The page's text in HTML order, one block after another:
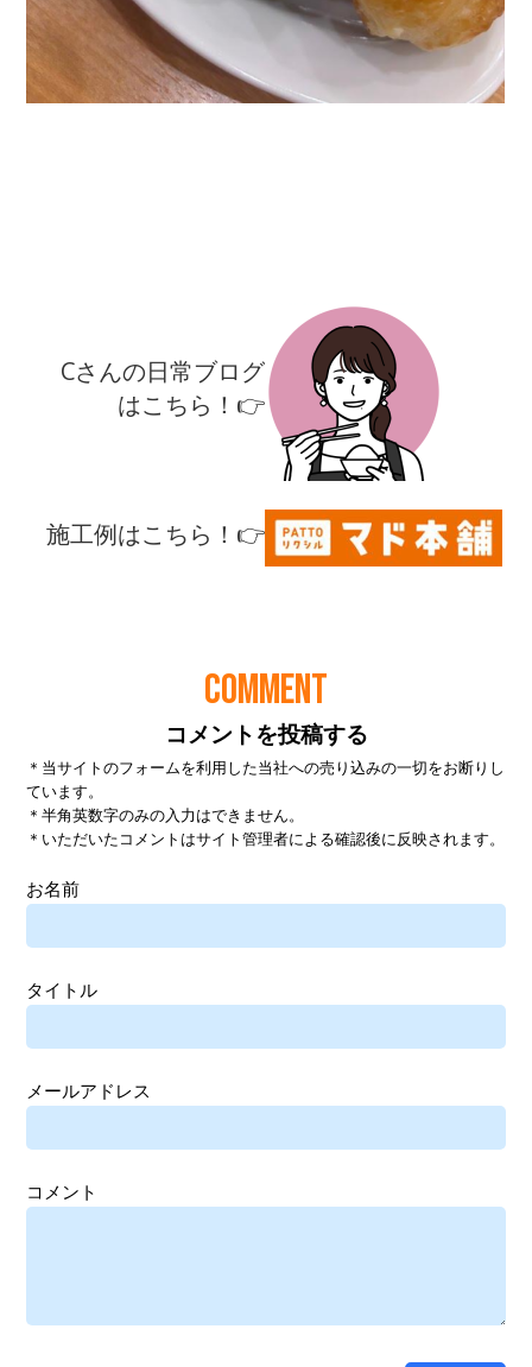
COMMENT
コメントを投稿する
＊当サイトのフォームを利用した当社への売り込みの一切をお断りし
ています。
＊半角英数字のみの入力はできません。
＊いただいたコメントはサイト管理者による確認後に反映されます。
お名前
タイトル
メールアドレス
コメント